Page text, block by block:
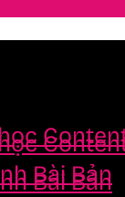
Bài Bản
Bài Bản